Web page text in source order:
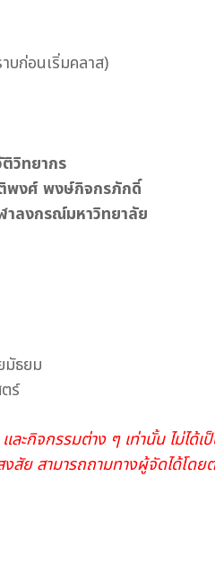
บก่อนเริ่มคลาส)
ติวิทยากร
พงศ์ พงษ์กิจกรภักดิ์
ลงกรณ์มหาวิทยาลัย
มัธยม
ร์
ละกิจกรรมต่าง ๆ เท่านั้น ไม่ได้
ย สามารถถามทางผู้จัดได้โดย